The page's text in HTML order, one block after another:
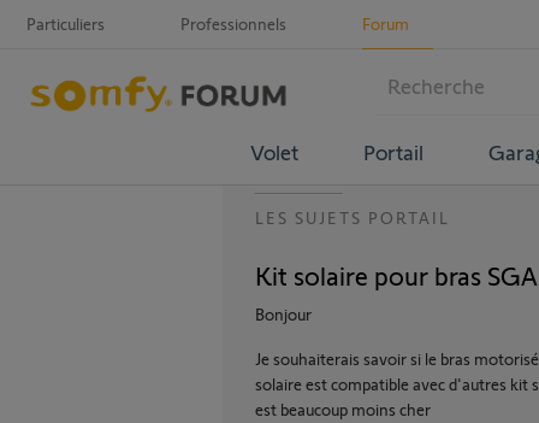
Particuliers Professionnels Forum
Volet Portail
LES SUJETS PORTAIL
Kit solaire pour bras
Bonjour
Je souhaiterais savoir si le bras
solaire est compatible avec d'autres kit
est beaucoup moins cher